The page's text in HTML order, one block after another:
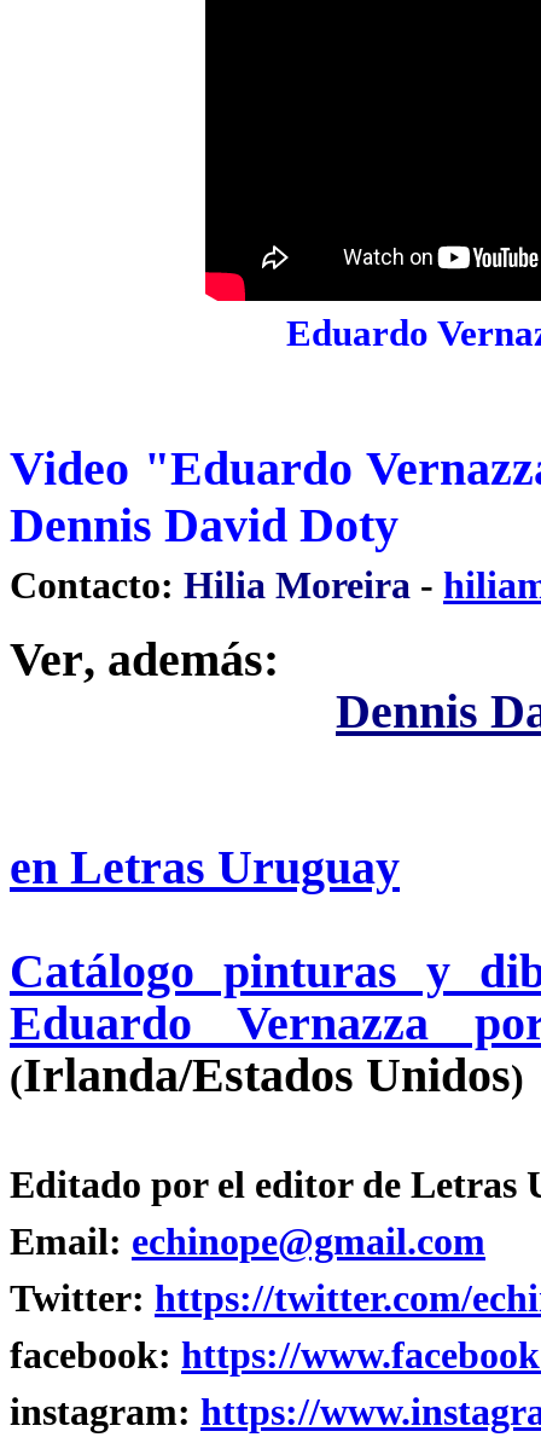
Eduardo
Video "Eduardo
Dennis David Doty
Contacto: Hilia Moreira -
Ver, además:
Dennis
en Letras Uruguay
Catálogo pinturas y
Eduardo Vernazza
(Irlanda/Estados Unidos)
Editado por el editor de Letras
Email: echinope@gmail.com
Twitter: https://twitter.com/
facebook: https://
instagram: https://